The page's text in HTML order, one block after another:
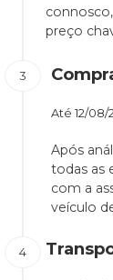
preço
Até 12/08/
Após
todas as
com a
veículo